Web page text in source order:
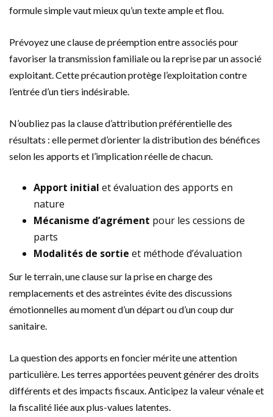
formule simple vaut mieux qu’un texte ample et flou.
Prévoyez une clause de préemption entre associés pour
favoriser la transmission familiale ou la reprise par un associé
exploitant. Cette précaution protège l’exploitation contre
l’entrée d’un tiers indésirable.
N’oubliez pas la clause d’attribution préférentielle des
résultats : elle permet d’orienter la distribution des bénéfices
selon les apports et l’implication réelle de chacun.
Apport initial et évaluation des apports en
nature
Mécanisme d’agrément pour les cessions de
parts
Modalités de sortie et méthode d’évaluation
Sur le terrain, une clause sur la prise en charge des
remplacements et des astreintes évite des discussions
émotionnelles au moment d’un départ ou d’un coup dur
sanitaire.
La question des apports en foncier mérite une attention
particulière. Les terres apportées peuvent générer des droits
différents et des impacts fiscaux. Anticipez la valeur vénale et
la fiscalité liée aux plus-values latentes.